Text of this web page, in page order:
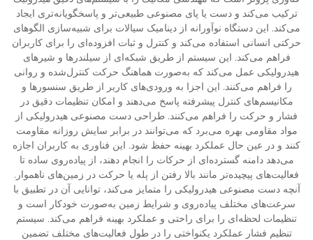
ترکیب می‌کند و دست یا پای مصنوعی طبیعی‌تر و پاسخگویانه‌تری ایجاد
می‌کند. این دستگاه نوآورانه از دینامیک سیالات برای شبیه‌سازی الگوهای
حرکتی انسانی استفاده می‌کند و کنترل و ثبات افزوده‌ای را برای کاربران
فراهم می‌کند. این سیستم از طریق شبکه‌ای از سیلندرها و شیرهای
هیدرولیکی عمل می‌کند که به‌صورت هماهنگ حرکت کنترل‌شده و روانی
را فراهم می‌کنند. این اجزا به ورودی‌های کاربر از طریق سنسورها و
مکانیسم‌های کنترل پیشرفته پاسخ می‌دهند و امکان تنظیمات دقیق در
فشار و حرکت را فراهم می‌کنند. طراحی دست مصنوعی هیدرولیکی از
مواد مقاومی بهره می‌برد که می‌توانند در برابر سایش روزانه مقاومت
کنند و در عین حال عملکرد بهینه حفظ شود. این فناوری به کاربران اجازه
می‌دهد دامنه گسترده‌ای از حرکات را انجام دهند، از پیاده‌روی ساده تا
فعالیت‌های پیچیده‌تر مانند بالا رفتن از پله یا حرکت در زمین‌های ناهموار.
آنچه دست مصنوعی هیدرولیکی را متمایز می‌کند، توانایی آن در تطبیق با
سرعت‌های مختلف پیاده‌روی و شرایط زمین به‌صورت خودکار است و
تنظیمات لحظه‌ای را برای راحتی و عملکرد بهینه فراهم می‌کند. سیستم
تنظیم فشار عملکرد یکنواختی را در طول فعالیت‌های مختلف تضمین